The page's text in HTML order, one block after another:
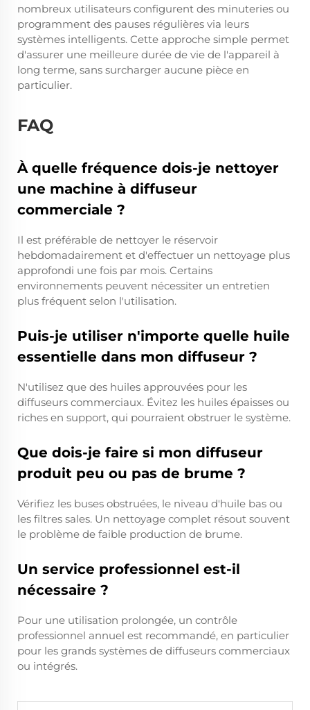
nombreux utilisateurs configurent des minuteries ou
programment des pauses régulières via leurs
systèmes intelligents. Cette approche simple permet
d'assurer une meilleure durée de vie de l'appareil à
long terme, sans surcharger aucune pièce en
particulier.
FAQ
À quelle fréquence dois-je nettoyer
une machine à diffuseur
commerciale ?
Il est préférable de nettoyer le réservoir
hebdomadairement et d'effectuer un nettoyage plus
approfondi une fois par mois. Certains
environnements peuvent nécessiter un entretien
plus fréquent selon l'utilisation.
Puis-je utiliser n'importe quelle huile
essentielle dans mon diffuseur ?
N'utilisez que des huiles approuvées pour les
diffuseurs commerciaux. Évitez les huiles épaisses ou
riches en support, qui pourraient obstruer le système.
Que dois-je faire si mon diffuseur
produit peu ou pas de brume ?
Vérifiez les buses obstruées, le niveau d'huile bas ou
les filtres sales. Un nettoyage complet résout souvent
le problème de faible production de brume.
Un service professionnel est-il
nécessaire ?
Pour une utilisation prolongée, un contrôle
professionnel annuel est recommandé, en particulier
pour les grands systèmes de diffuseurs commerciaux
ou intégrés.